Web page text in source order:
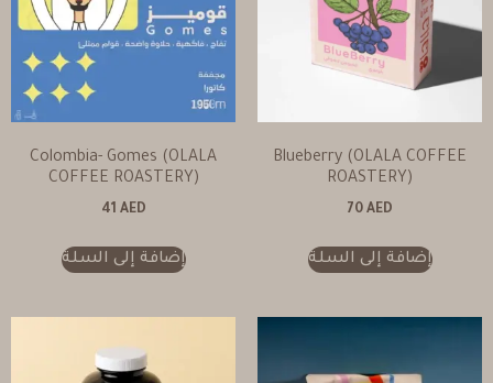
Blueberry (OLALA COFFEE
ROASTERY)
70 AED
إضافة إلى السلة
Colombia- Gomes (OLALA
COFFEE ROASTERY)
41 AED
إضافة إلى السلة